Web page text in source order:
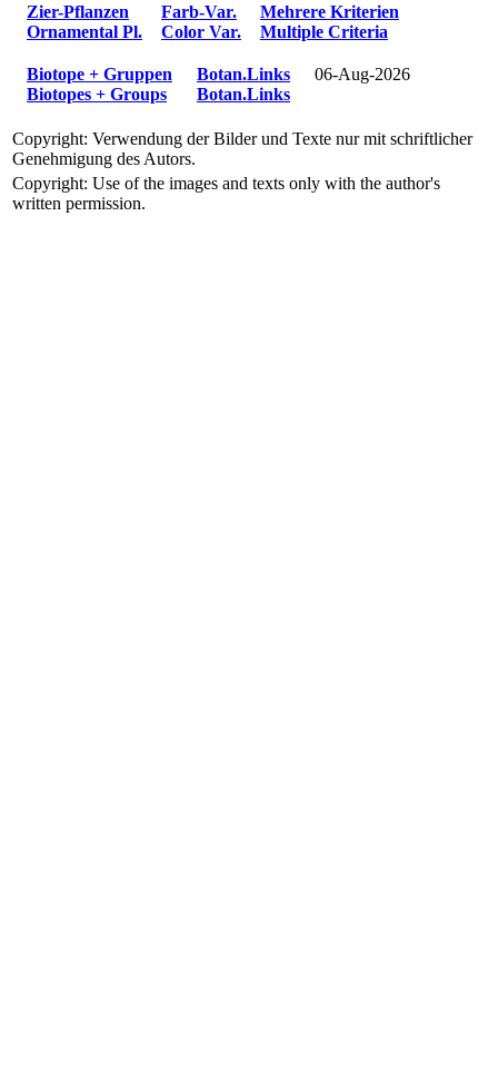
Zier-Pflanzen
Ornamental Pl.
Farb-Var.
Color Var.
Mehrere Kriterien
Multiple Criteria
Biotope + Gruppen
Biotopes + Groups
Botan.Links
Botan.Links
06-Aug-2026
Copyright: Verwendung der Bilder und Texte nur mit schriftlicher
Genehmigung des Autors.
Copyright: Use of the images and texts only with the author's
written permission.